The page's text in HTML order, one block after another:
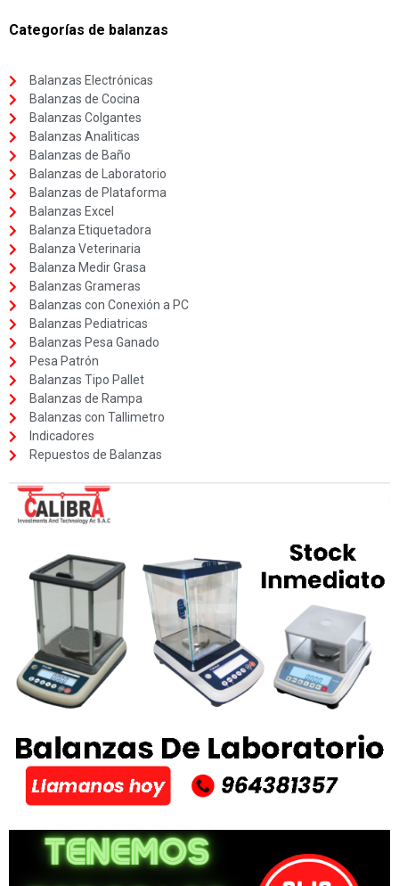
Categorías de balanzas
Balanzas Electrónicas
Balanzas de Cocina
Balanzas Colgantes
Balanzas Analiticas
Balanzas de Baño
Balanzas de Laboratorio
Balanzas de Plataforma
Balanzas Excel
Balanza Etiquetadora
Balanza Veterinaria
Balanza Medir Grasa
Balanzas Grameras
Balanzas con Conexión a PC
Balanzas Pediatricas
Balanzas Pesa Ganado
Pesa Patrón
Balanzas Tipo Pallet
Balanzas de Rampa
Balanzas con Tallimetro
Indicadores
Repuestos de Balanzas